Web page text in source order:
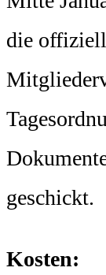
die
geschickt.
Kosten: